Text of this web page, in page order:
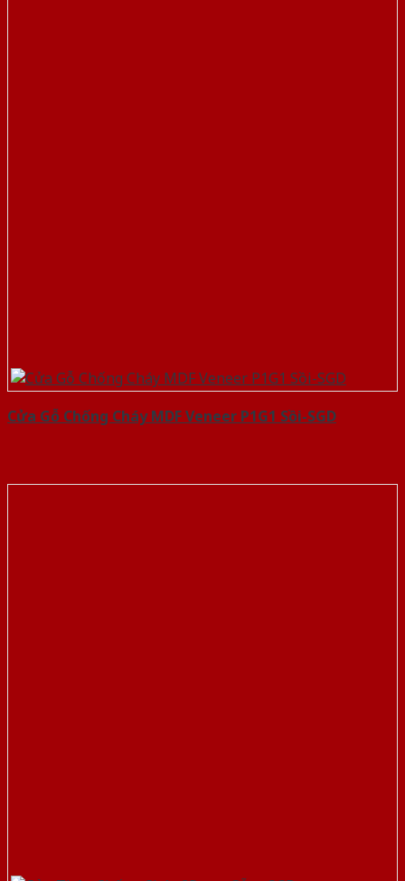
Cửa Gỗ Chống Cháy MDF Veneer P1G1 Sồi-SGD